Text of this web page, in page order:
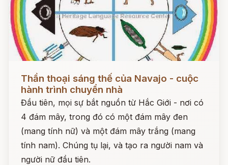
Đọc ngay
Thần thoại sáng thế của Navajo - cuộc
hành trình chuyển nhà
Đầu tiên, mọi sự bắt nguồn từ Hắc Giới - nơi có
4 đám mây, trong đó có một đám mây đen
(mang tính nữ) và một đám mây trắng (mang
tính nam). Chúng tụ lại, và tạo ra người nam và
người nữ đầu tiên.